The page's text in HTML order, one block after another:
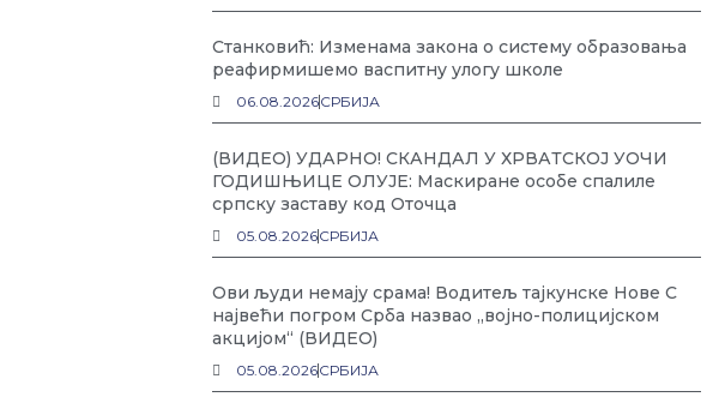
Станковић: Изменама закона о систему образовања
реафирмишемо васпитну улогу школе
06.08.2026СРБИЈА
(ВИДЕО) УДАРНО! СКАНДАЛ У ХРВАТСКОЈ УОЧИ
ГОДИШЊИЦЕ ОЛУЈЕ: Маскиране особе спалиле
српску заставу код Оточца
05.08.2026СРБИЈА
Ови људи немају срама! Водитељ тајкунске Нове С
највећи погром Срба назвао „војно-полицијском
акцијом“ (ВИДЕО)
05.08.2026СРБИЈА